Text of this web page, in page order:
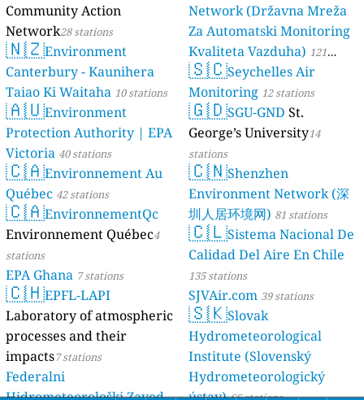
Community Action
Network28 stations
🇳🇿Environment
Canterbury - Kaunihera
Taiao Ki Waitaha 10 stations
🇦🇺Environment
Protection Authority | EPA
Victoria 40 stations
🇨🇦Environnement Au
Québec 42 stations
🇨🇦EnvironnementQc
Environnement Québec4
stations
EPA Ghana 7 stations
🇨🇭EPFL-LAPI
Laboratory of atmospheric
processes and their
impacts7 stations
Federalni
Network (Državna Mreža
Za Automatski Monitoring
Kvaliteta Vazduha) 121
stations
🇸🇨Seychelles Air
Monitoring 12 stations
🇬🇩SGU-GND St.
George’s University14
stations
🇨🇳Shenzhen
Environment Network (深
圳人居环境网) 81 stations
🇨🇱Sistema Nacional De
Calidad Del Aire En Chile
135 stations
SJVAir.com 39 stations
🇸🇰Slovak
Hydrometeorological
Institute (Slovenský
Hydrometeorologický